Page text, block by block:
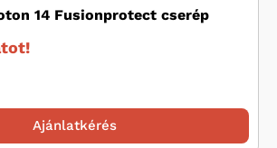
14 Fusionprotect cserép
Ajánlatkérés